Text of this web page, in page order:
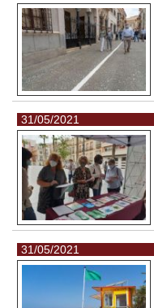
31/05/2021
31/05/2021